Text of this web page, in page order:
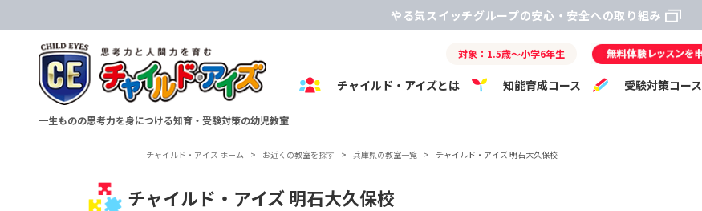
やる気スイッチグループの安心・安全への取り組み
一生ものの思考力を身につける知育・受験対策の幼児教室
対象：1.5歳～小学6年生
チャイルド・アイズとは 知能育成コース 受験対策コース
チャイルド・アイズ ホーム > お近くの教室を探す > 兵庫県の教室一覧 > チャイルド・アイズ 明石大久保校
チャイルド・アイズ 明石大久保校